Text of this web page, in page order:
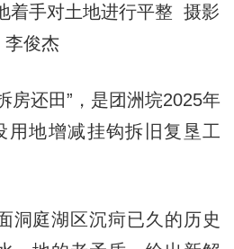
着手对土地进行平整 摄影
李俊杰
还田”，是团洲垸2025年
用地增减挂钩拆旧复垦工
庭湖区沉疴已久的历史